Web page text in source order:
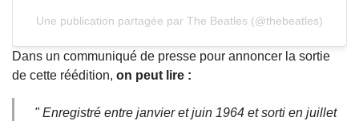
Une publication partagée par The Beatles (@thebeatles)
Dans un communiqué de presse pour annoncer la sortie
de cette réédition, on peut lire :
" Enregistré entre janvier et juin 1964 et sorti en juillet